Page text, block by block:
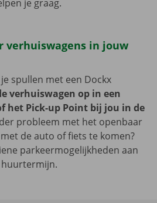
je graag.
verhuiswagens in jouw
spullen met een Dockx
verhuiswagen op in een
het Pick-up Point bij jou in de
probleem met het openbaar
de auto of fiets te komen?
parkeermogelijkheden aan